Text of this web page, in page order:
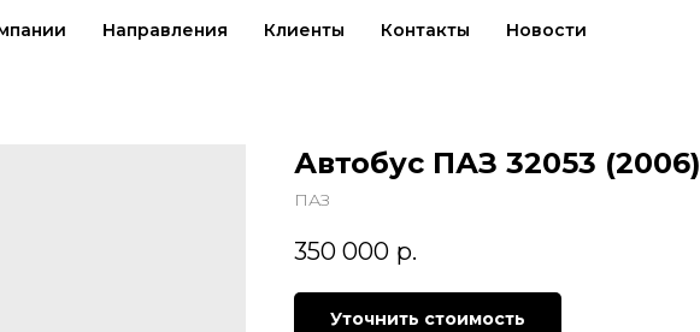
Направления Клиенты Контакты Новости
Автобус ПАЗ 32053 (2006)
ПАЗ
350 000 р.
Уточнить стоимость